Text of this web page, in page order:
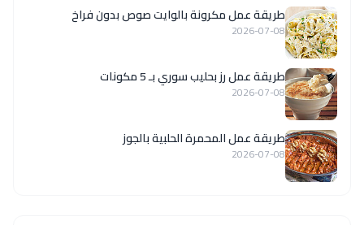
طريقة عمل مكرونة بالوايت صوص بدون فراخ
2026-07-08
طريقة عمل رز بحليب سوري بـ 5 مكونات
2026-07-08
طريقة عمل المحمرة الحلبية بالجوز
2026-07-08